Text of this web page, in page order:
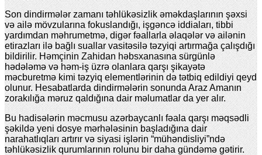
Son dindirmələr zamanı təhlükəsizlik əməkdaşlarının şəxsi
və ailə mövzularına fokuslandığı, işgəncə iddiaları, tibbi
yardımdan məhrumetmə, digər fəallarla əlaqələr və ailənin
etirazları ilə bağlı suallar vasitəsilə təzyiqi artırmağa çalışdığı
bildirilir. Həmçinin Zahidan həbsxanasına sürgünlə
hədələmə və həm-iş üzrə olanlara qarşı şikayətə
məcburetmə kimi təzyiq elementlərinin də tətbiq edildiyi qeyd
olunur. Hesabatlarda dindirmələrin sonunda Araz Amanın
zorakılığa məruz qaldığına dair məlumatlar da yer alır.
Bu hadisələrin məcmusu azərbaycanlı fəala qarşı məqsədli
şəkildə yeni dosye mərhələsinin başladığına dair
narahatlıqları artırır və siyasi işlərin “mühəndisliyi”ndə
təhlükəsizlik qurumlarının rolunu bir daha gündəmə gətirir.